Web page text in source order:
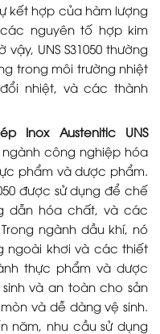
kết hợp của hàm lượng
nguyên tố hợp kim
UNS S31050 thường
trong môi trường nhiệt
nhiệt, và các thành
Inox Austenitic UNS
công nghiệp hóa
phẩm và dược phẩm.
được sử dụng để chế
dẫn hóa chất, và các
ngành dầu khí, nó
ngoài khơi và các thiết
thực phẩm và dược
sinh và an toàn cho sản
và dễ dàng vệ sinh.
năm, nhu cầu sử dụng